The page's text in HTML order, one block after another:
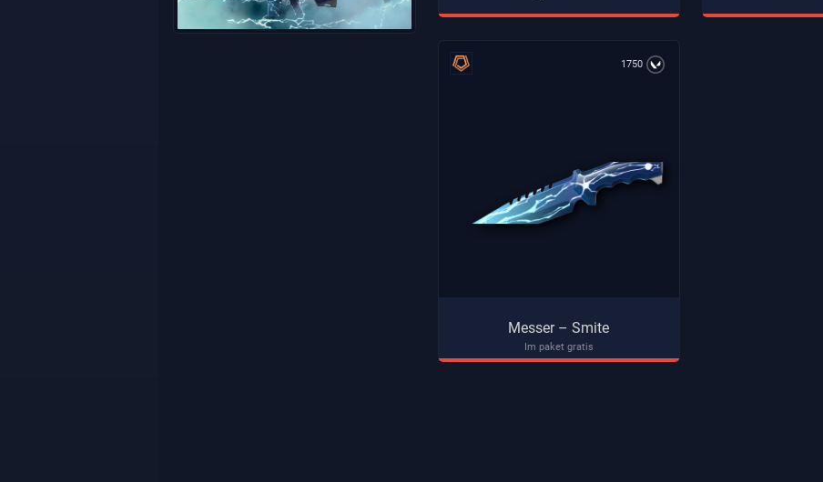
1750
Messer – Smite
Im paket gratis